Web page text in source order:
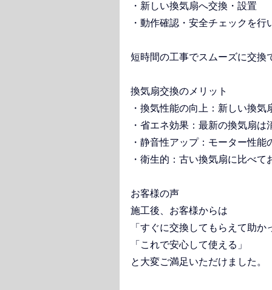
・新しい換気扇へ交換・設置
・動作確認・安全チェックを行
短時間の工事でスムーズに交換
換気扇交換のメリット
・換気性能の向上：新しい換
・省エネ効果：最新の換気扇
・静音性アップ：モーター性
・衛生的：古い換気扇に比べ
お客様の声
施工後、お客様からは
「すぐに交換してもらえて助か
「これで安心して使える」
と大変ご満足いただけました。